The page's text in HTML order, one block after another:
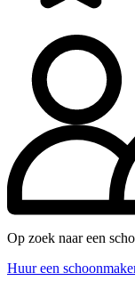
Op zoek naar een
Huur een